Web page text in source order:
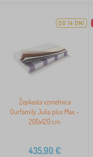
DO 14 DNI
Žepkasta vzmetnica
Ourfamily Julia plus Max -
200x120 cm
435,90 €